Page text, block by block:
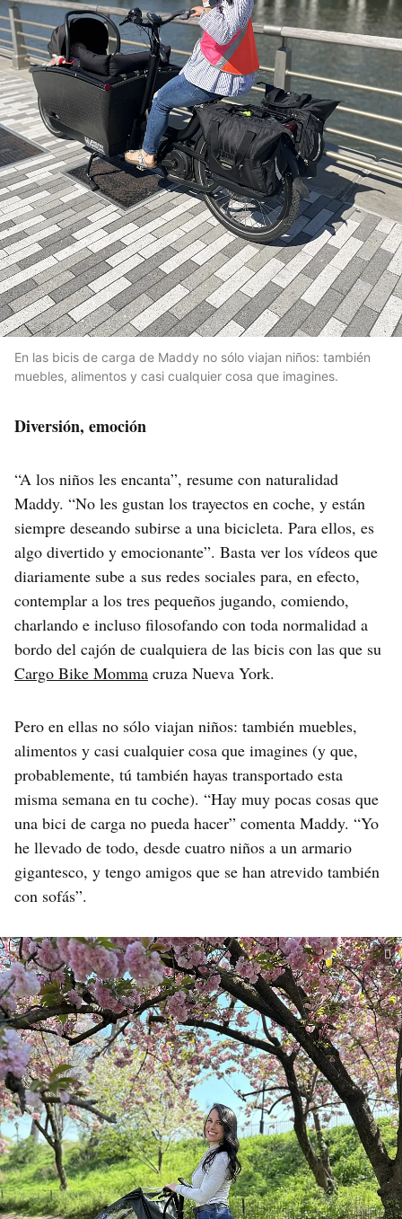
En las bicis de carga de Maddy no sólo viajan niños: también
muebles, alimentos y casi cualquier cosa que imagines.
Diversión, emoción
“A los niños les encanta”, resume con naturalidad
Maddy. “No les gustan los trayectos en coche, y están
siempre deseando subirse a una bicicleta. Para ellos, es
algo divertido y emocionante”. Basta ver los vídeos que
diariamente sube a sus redes sociales para, en efecto,
contemplar a los tres pequeños jugando, comiendo,
charlando e incluso filosofando con toda normalidad a
bordo del cajón de cualquiera de las bicis con las que su
Cargo Bike Momma cruza Nueva York.
Pero en ellas no sólo viajan niños: también muebles,
alimentos y casi cualquier cosa que imagines (y que,
probablemente, tú también hayas transportado esta
misma semana en tu coche). “Hay muy pocas cosas que
una bici de carga no pueda hacer” comenta Maddy. “Yo
he llevado de todo, desde cuatro niños a un armario
gigantesco, y tengo amigos que se han atrevido también
con sofás”.